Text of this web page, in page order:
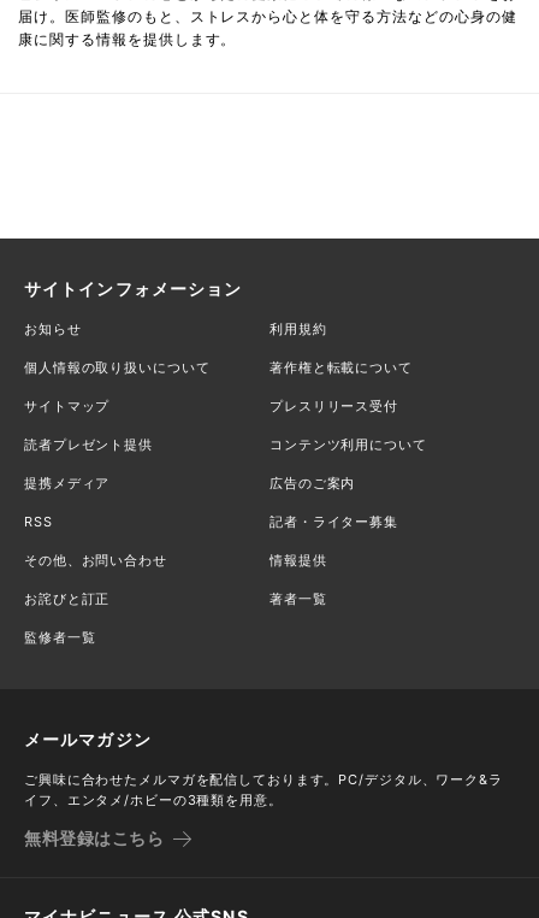
届け。医師監修のもと、ストレスから心と体を守る方法などの心身の健
康に関する情報を提供します。
サイトインフォメーション
お知らせ 利用規約
個人情報の取り扱いについて 著作権と転載について
サイトマップ プレスリリース受付
読者プレゼント提供 コンテンツ利用について
提携メディア 広告のご案内
RSS 記者・ライター募集
その他、お問い合わせ 情報提供
お詫びと訂正 著者一覧
監修者一覧
メールマガジン
ご興味に合わせたメルマガを配信しております。PC/デジタル、ワーク&ラ
イフ、エンタメ/ホビーの3種類を用意。
無料登録はこちら